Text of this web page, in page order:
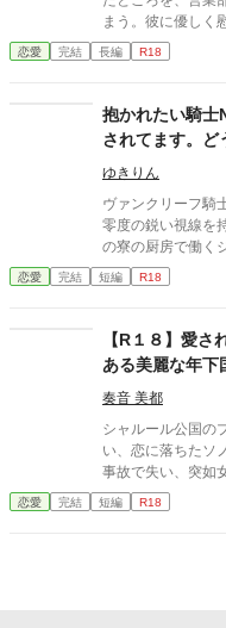
インの話になって
まう。彼に優しく
が、なぜか明夜
分を慰めてくれた
如始まった新婚生
ていたが、徐々
めな旦那様との極
恋愛 完結 長編 R18
抱かれたい騎士
されてます。ど
ゆきりん
ヴァンクリーフ騎
零度の鋭い視線を持つ
の寮の厨房で働く
れてしまう。どうして！？ 貧乏男爵令嬢です
為に、頑張って働
恋愛 完結 短編 R18
【R１８】愛
ある美麗な年下
奏音 美都
シャルール公国の
い、恋に落ちたソ
事故で失い、突如
支え続けた。 それ
ェリーナと婚姻を
恋愛 完結 短編 R18